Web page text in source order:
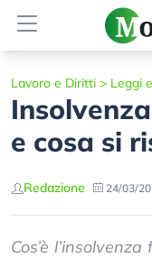
Lavoro e Diritti > Leggi
e cosa si
Redazione 24/03/
Cos’è